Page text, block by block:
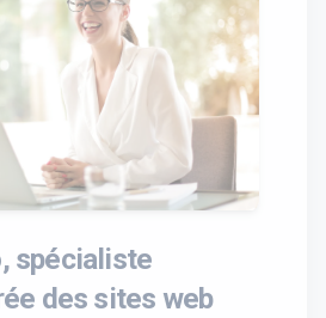
spécialiste
des sites web